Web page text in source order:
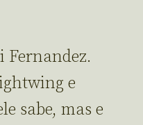
Fernandez.
e
sabe, mas e